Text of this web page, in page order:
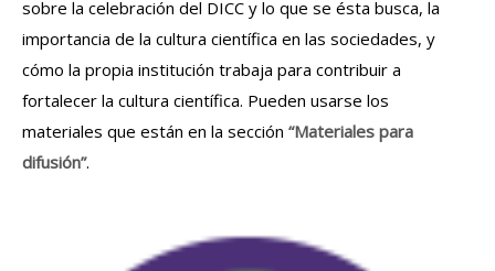
sobre la celebración del DICC y lo que se ésta busca, la
importancia de la cultura científica en las sociedades, y
cómo la propia institución trabaja para contribuir a
fortalecer la cultura científica. Pueden usarse los
materiales que están en la sección “Materiales para
difusión”.